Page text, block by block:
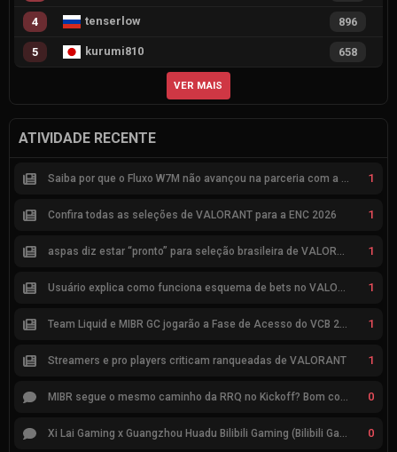
4 tenserlow 896
5 kurumi810 658
VER MAIS
ATIVIDADE RECENTE
Saiba por que o Fluxo W7M não avançou na parceria com a Riot 1
Confira todas as seleções de VALORANT para a ENC 2026 1
aspas diz estar “pronto” para seleção brasileira de VALORANT 1
Usuário explica como funciona esquema de bets no VALORANT 1
Team Liquid e MIBR GC jogarão a Fase de Acesso do VCB 2026 1
Streamers e pro players criticam ranqueadas de VALORANT 1
MIBR segue o mesmo caminho da RRQ no Kickoff? Bom começo, mas risco de eliminação hoje 0
Xi Lai Gaming x Guangzhou Huadu Bilibili Gaming (Bilibili Gaming) 0